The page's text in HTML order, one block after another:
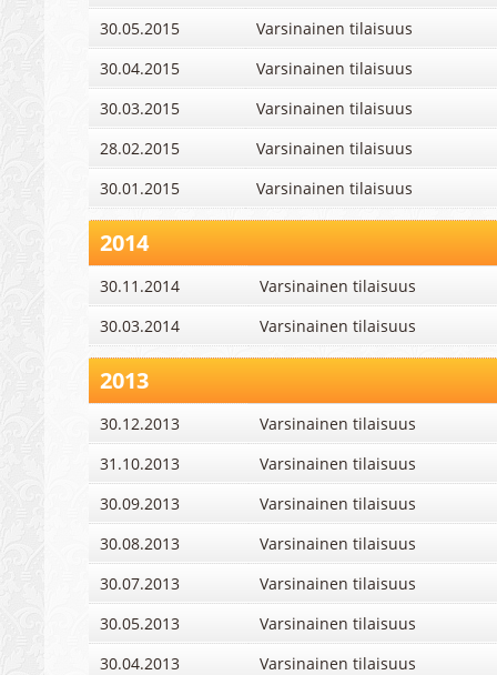
30.05.2015
Varsinainen tilaisuus
30.04.2015
Varsinainen tilaisuus
30.03.2015
Varsinainen tilaisuus
28.02.2015
Varsinainen tilaisuus
30.01.2015
Varsinainen tilaisuus
2014
30.11.2014
Varsinainen tilaisuus
30.03.2014
Varsinainen tilaisuus
2013
30.12.2013
Varsinainen tilaisuus
31.10.2013
Varsinainen tilaisuus
30.09.2013
Varsinainen tilaisuus
30.08.2013
Varsinainen tilaisuus
30.07.2013
Varsinainen tilaisuus
30.05.2013
Varsinainen tilaisuus
30.04.2013
Varsinainen tilaisuus